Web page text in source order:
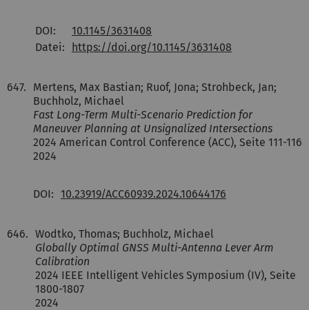
DOI:
10.1145/3631408
Datei:
https://doi.org/10.1145/3631408
647.
Mertens, Max Bastian; Ruof, Jona; Strohbeck, Jan;
Buchholz, Michael
Fast Long-Term Multi-Scenario Prediction for
Maneuver Planning at Unsignalized Intersections
2024 American Control Conference (ACC), Seite 111-116
2024
DOI: 10.23919/ACC60939.2024.10644176
646. Wodtko, Thomas; Buchholz, Michael
Globally Optimal GNSS Multi-Antenna Lever Arm
Calibration
2024 IEEE Intelligent Vehicles Symposium (IV), Seite
1800-1807
2024